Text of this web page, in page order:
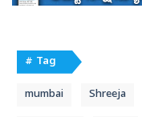
# Tag
mumbai Shreeja